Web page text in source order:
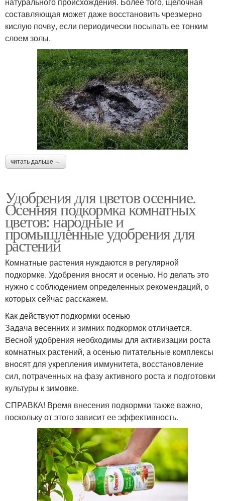
составляющая может даже восстановить чрезмерно
кислую почву, если периодически посыпать ее тонким
слоем золы.
читать дальше →
Удобрения для цветов осенние.
Осенняя подкормка комнатных
цветов: народные и
промышленные удобрения для
растений
Комнатные растения нуждаются в регулярной
подкормке. Удобрения вносят и осенью. Но делать это
нужно с соблюдением определенных рекомендаций, о
которых сейчас расскажем.
Как действуют подкормки осенью
Задача весенних и зимних подкормок отличается.
Весной удобрения необходимы для активизации роста
комнатных растений, а осенью питательные комплексы
вносят для укрепления иммунитета, восстановление
сил, потраченных на фазу активного роста и подготовки
культуры к зимовке.
СПРАВКА! Время внесения подкормки также важно,
поскольку от этого зависит ее эффективность.